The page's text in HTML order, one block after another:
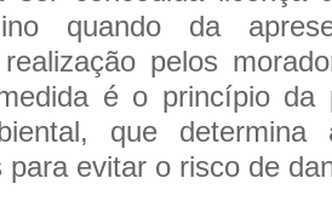
quando da
pelos
é o princípio da
que
para evitar o risco de